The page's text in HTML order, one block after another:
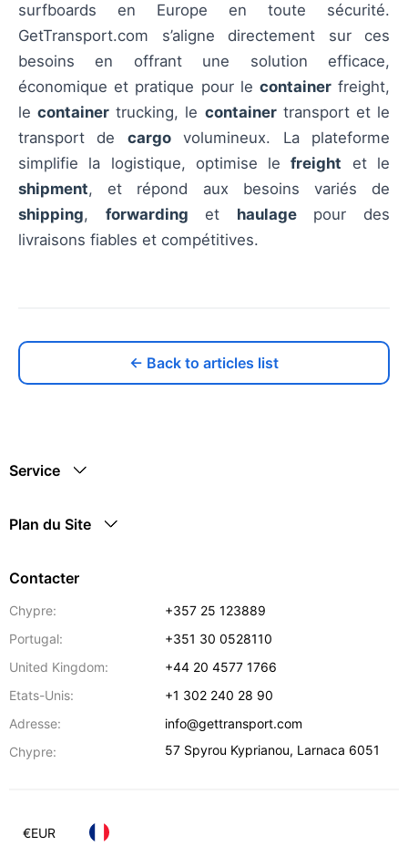
surfboards en Europe en toute sécurité.
GetTransport.com s’aligne directement sur ces
besoins en offrant une solution efficace,
économique et pratique pour le containerfreight,
lecontainer trucking, le containertransport et le
transport de cargovolumineux. La plateforme
simplifie la logistique, optimise lefreight et le
shipment, et répond aux besoins variés de
shipping, forwarding et haulagepour des
livraisons fiables et compétitives.
← Back to articles list
Service
Plan du Site
Contacter
Chypre:
+357 25 123889
Portugal:
+351 30 0528110
United Kingdom:
+44 20 4577 1766
Etats-Unis:
+1 302 240 28 90
Adresse:
info@gettransport.com
Chypre:
57 Spyrou Kyprianou, Larnaca 6051
€EUR